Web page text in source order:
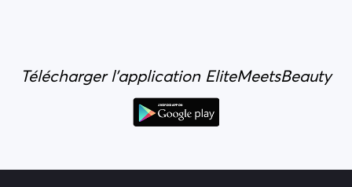
Télécharger l'application EliteMeetsBeauty